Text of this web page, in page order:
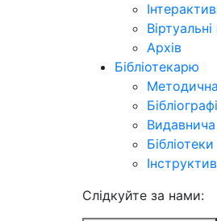
Архів
Бібліотекарю
Методична
Видавнича
Cлідкуйте за нами: